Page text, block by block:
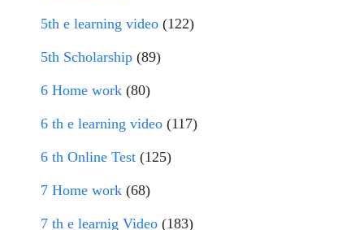
5th e learning video (122)
5th Scholarship (89)
6 Home work (80)
6 th e learning video (117)
6 th Online Test (125)
7 Home work (68)
7 th e learnig Video (183)